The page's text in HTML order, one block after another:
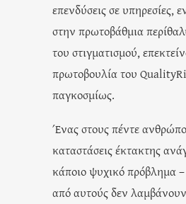
επενδύσεις σε υπηρεσίες,
στην πρωτοβάθμια
του στιγματισμού,
πρωτοβουλία του
παγκοσμίως.
Ένας στους πέντε
καταστάσεις έκτακτης
κάποιο ψυχικό πρόβλημα
από αυτούς δεν